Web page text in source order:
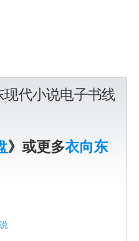
现代小说电子书线
》或更多衣向东